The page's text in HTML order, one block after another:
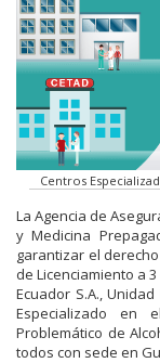
Centros
La Agencia de
y Medicina
garantizar el
de Licenciamiento a
Ecuador S.A.,
Especializado en
Problemático de
todos con sede en